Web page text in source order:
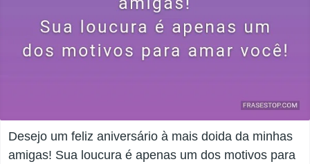
Desejo um feliz aniversário à mais doida da minhas
amigas! Sua loucura é apenas um dos motivos para